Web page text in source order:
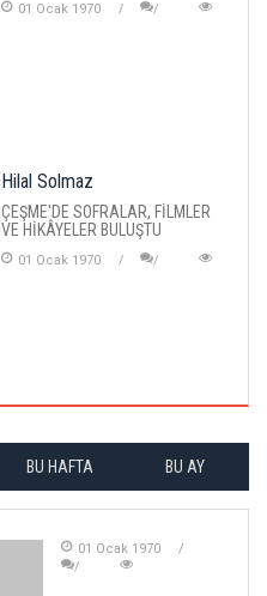
01 Ocak 1970
Hilal Solmaz
ÇEŞME'DE SOFRALAR, FİLMLER
VE HİKÂYELER BULUŞTU
01 Ocak 1970
BU HAFTA BU AY
01 Ocak 1970